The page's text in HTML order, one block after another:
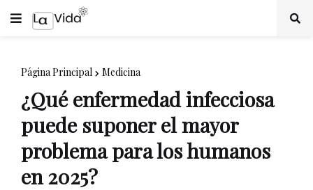
Página Principal Medicina
¿Qué enfermedad infecciosa
puede suponer el mayor
problema para los humanos
en 2025?